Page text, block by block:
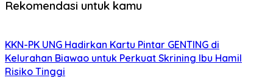
Rekomendasi untuk kamu
KKN-PK UNG Hadirkan Kartu Pintar GENTING di
Kelurahan Biawao untuk Perkuat Skrining Ibu Hamil
Risiko Tinggi